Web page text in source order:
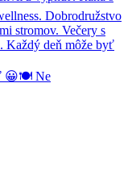
😀🍽️ Ne